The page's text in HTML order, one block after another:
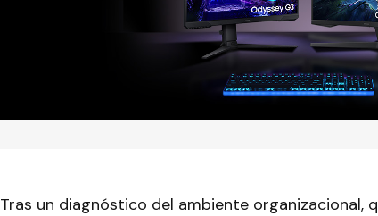
Tras un diagnóstico del ambiente organizacional,